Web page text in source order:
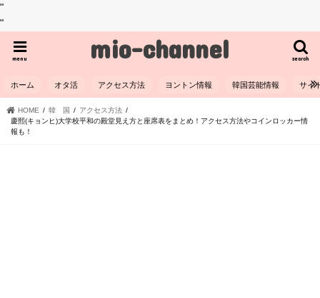
"
"
mio-channel search
menu
ホーム オタ活 アクセス方法 ヨントン情報 韓国芸能情報 サイ
HOME 韓 国
アクセス方法
慶熙(キョンヒ)大学校平和の殿堂見え方と座席表をまとめ！アクセス方法やコインロッカー情
報も！